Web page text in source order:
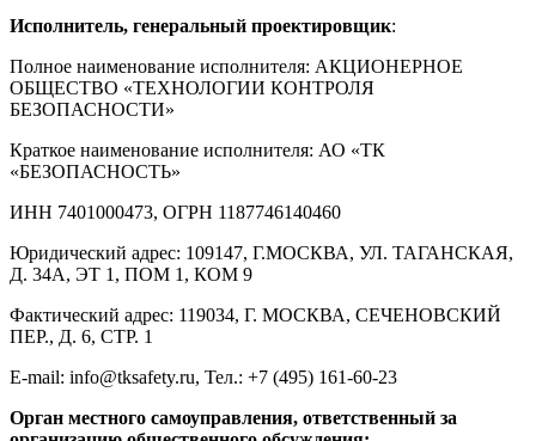
Исполнитель, генеральный проектировщик:
Полное наименование исполнителя: АКЦИОНЕРНОЕ
ОБЩЕСТВО «ТЕХНОЛОГИИ КОНТРОЛЯ
БЕЗОПАСНОСТИ»
Краткое наименование исполнителя: АО «ТК
«БЕЗОПАСНОСТЬ»
ИНН 7401000473, ОГРН 1187746140460
Юридический адрес: 109147, Г.МОСКВА, УЛ. ТАГАНСКАЯ,
Д. 34А, ЭТ 1, ПОМ 1, КОМ 9
Фактический адрес: 119034, Г. МОСКВА, СЕЧЕНОВСКИЙ
ПЕР., Д. 6, СТР. 1
E-mail: info@tksafety.ru, Тел.: +7 (495) 161-60-23
Орган местного самоуправления, ответственный за